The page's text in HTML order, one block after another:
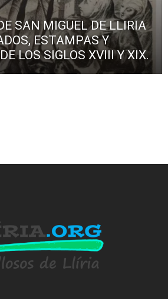
SAN MIGUEL DE LLIRIA
ESTAMPAS Y
LOS SIGLOS XVIII Y XIX.